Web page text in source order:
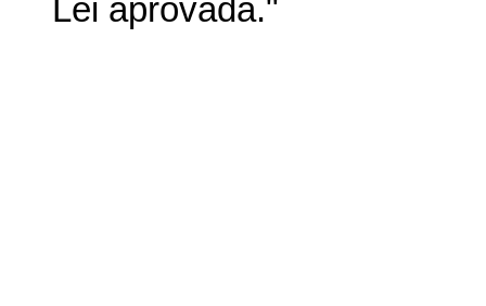
Lei aprovada."